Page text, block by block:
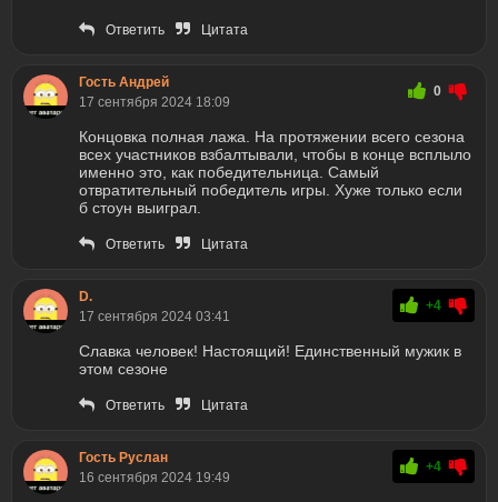
Ответить Цитата
Гость Андрей
17 сентября 2024 18:09
0
Концовка полная лажа. На протяжении всего сезона
всех участников взбалтывали, чтобы в конце всплыло
именно это, как победительница. Самый
отвратительный победитель игры. Хуже только если
б стоун выиграл.
Ответить Цитата
D.
17 сентября 2024 03:41
+4
Славка человек! Настоящий! Единственный мужик в
этом сезоне
Ответить Цитата
Гость Руслан
16 сентября 2024 19:49
+4